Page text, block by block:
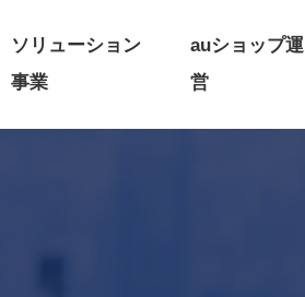
ソリューション
事業
auショップ運
営